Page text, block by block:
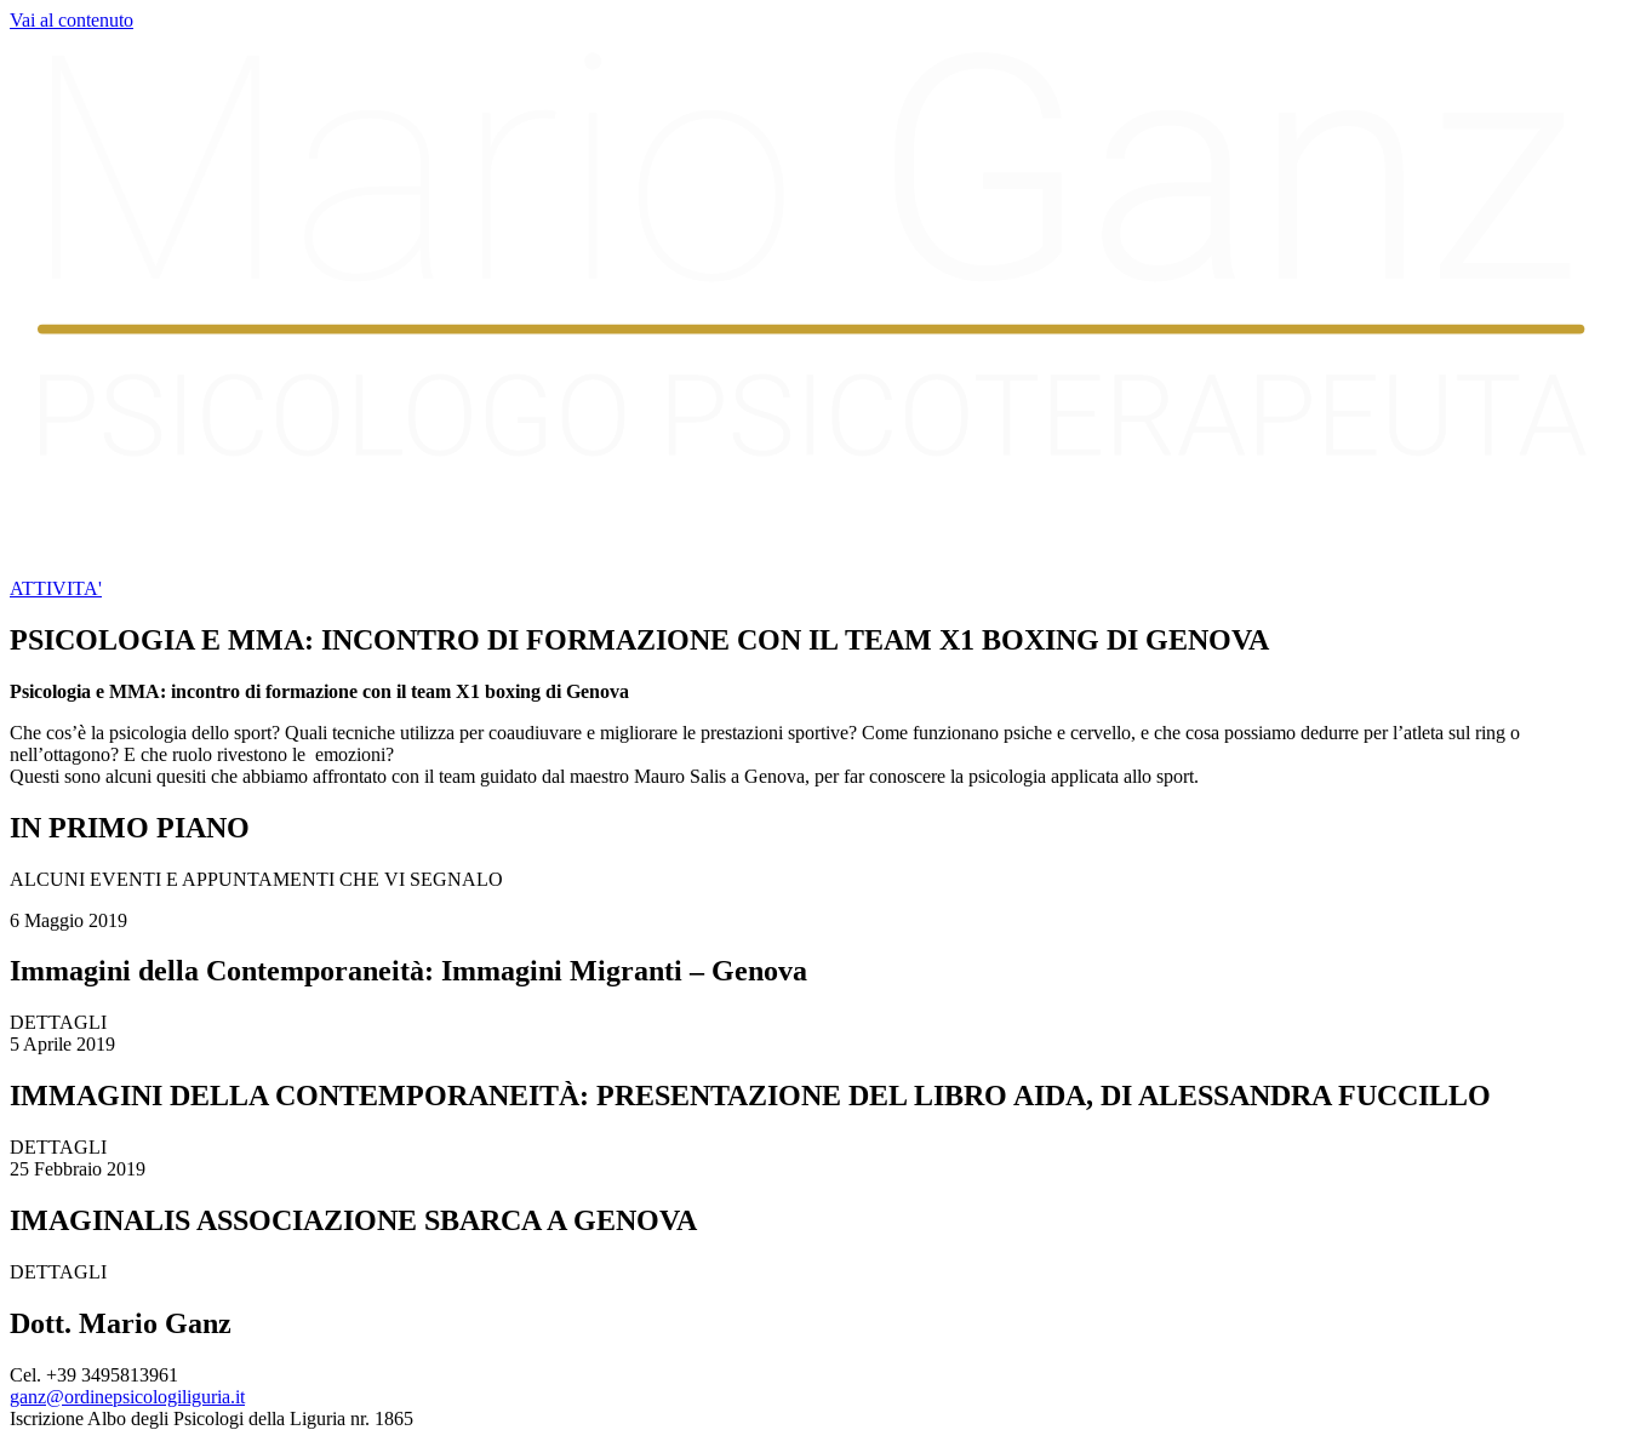
Vai al contenuto
ATTIVITA'
PSICOLOGIA E MMA: INCONTRO DI FORMAZIONE CON IL TEAM X1 BOXING DI GENOVA
Psicologia e MMA: incontro di formazione con il team X1 boxing di Genova
Che cos’è la psicologia dello sport? Quali tecniche utilizza per coaudiuvare e migliorare le prestazioni sportive? Come funzionano psiche e cervello, e che cosa possiamo dedurre per l’atleta sul ring o
nell’ottagono? E che ruolo rivestono le emozioni?
Questi sono alcuni quesiti che abbiamo affrontato con il team guidato dal maestro Mauro Salis a Genova, per far conoscere la psicologia applicata allo sport.
IN PRIMO PIANO
ALCUNI EVENTI E APPUNTAMENTI CHE VI SEGNALO
6 Maggio 2019
Immagini della Contemporaneità: Immagini Migranti – Genova
DETTAGLI
5 Aprile 2019
IMMAGINI DELLA CONTEMPORANEITÀ: PRESENTAZIONE DEL LIBRO AIDA, DI ALESSANDRA FUCCILLO
DETTAGLI
25 Febbraio 2019
IMAGINALIS ASSOCIAZIONE SBARCA A GENOVA
DETTAGLI
Dott. Mario Ganz
Cel. +39 3495813961
ganz@ordinepsicologiliguria.it
Iscrizione Albo degli Psicologi della Liguria nr. 1865